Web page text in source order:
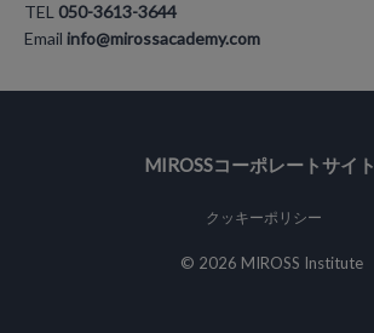
TEL 050-3613-3644
Emailinfo@mirossacademy.com
MIROSSコーポレートサイト
クッキーポリシー
© 2026 MIROSS Institute